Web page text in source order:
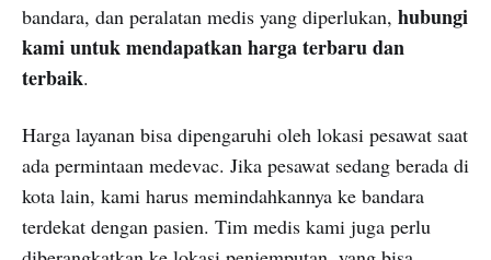
bandara, dan peralatan medis yang diperlukan, hubungi
kami untuk mendapatkan harga terbaru dan
terbaik.
Harga layanan bisa dipengaruhi oleh lokasi pesawat saat
ada permintaan medevac. Jika pesawat sedang berada di
kota lain, kami harus memindahkannya ke bandara
terdekat dengan pasien. Tim medis kami juga perlu